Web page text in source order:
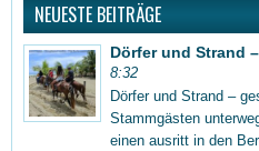
NEUESTE BEITRÄGE
Dörfer und Strand
8:32
Dörfer und Strand –
Stammgästen
einen ausritt in den